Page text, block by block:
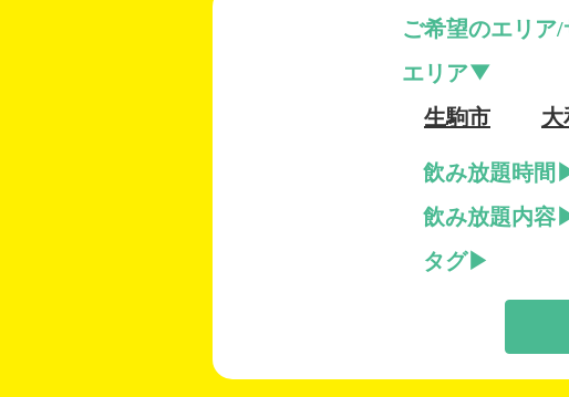
ご希望のエリア/
エリア
生駒市
大
飲み放題時間
飲み放題内容
タグ